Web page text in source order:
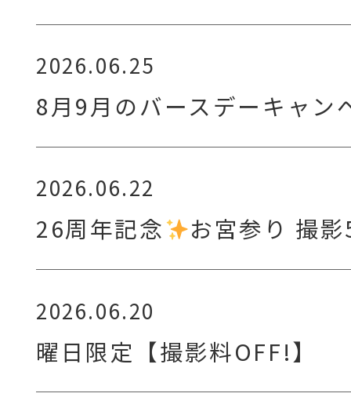
2026.06.25
8月9月のバースデーキャン
2026.06.22
26周年記念 お宮参り 撮
2026.06.20
曜日限定【撮影料OFF!】